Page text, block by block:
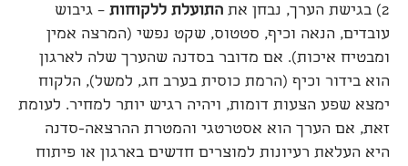
2) בגישת הערך, נבחן את
התועלת ללקוחות – גיבוש
עובדים, הנאה וכיף, סטטוס, שקט נפשי (המרצה אמין
ומבטיח איכות). אם מדובר בסדנה שהערך שלה לארגון
הוא בידור וכיף (הרמת כוסית בערב חג, למשל), הלקוח
ימצא שפע הצעות דומות, ויהיה רגיש יותר למחיר. לעומת
זאת, אם הערך הוא אסטרטגי והמטרת ההרצאה-סדנה
היא העלאת רעיונות למוצרים חדשים בארגון או פיתוח